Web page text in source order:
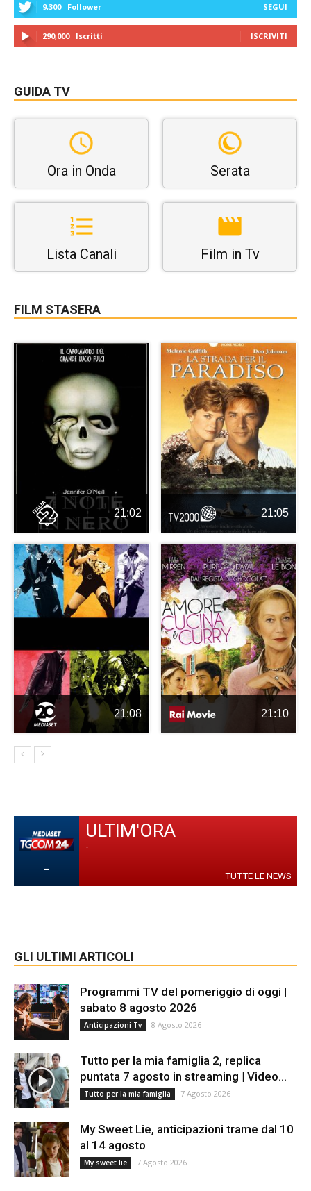
9,300 Follower SEGUI
290,000 Iscritti ISCRIVITI
GUIDA TV
Ora in Onda Serata
Lista Canali Film in Tv
FILM STASERA
21:02 21:05
21:08 21:10
-
ULTIM'ORA
-
TUTTE LE NEWS
GLI ULTIMI ARTICOLI
Programmi TV del pomeriggio di oggi |
sabato 8 agosto 2026
Anticipazioni Tv 8 Agosto 2026
Tutto per la mia famiglia 2, replica
puntata 7 agosto in streaming | Video...
Tutto per la mia famiglia 7 Agosto 2026
My Sweet Lie, anticipazioni trame dal 10
al 14 agosto
My sweet lie 7 Agosto 2026